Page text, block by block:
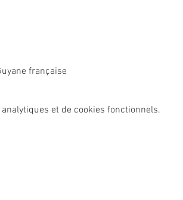
française
et de cookies fonctionnels.